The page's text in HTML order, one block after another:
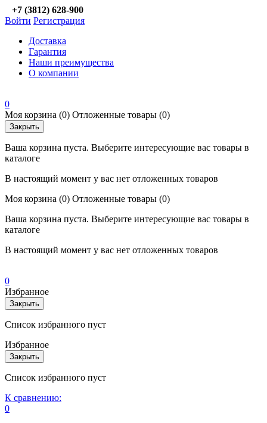
+7 (3812) 628-900
Войти Регистрация
Доставка
Гарантия
Наши преимущества
О компании
0
Моя корзина (0) Отложенные товары (0)
Закрыть
Ваша корзина пуста. Выберите интересующие вас товары в
каталоге
В настоящий момент у вас нет отложенных товаров
Моя корзина (0) Отложенные товары (0)
Ваша корзина пуста. Выберите интересующие вас товары в
каталоге
В настоящий момент у вас нет отложенных товаров
0
Избранное
Закрыть
Список избранного пуст
Избранное
Закрыть
Список избранного пуст
К сравнению:
0